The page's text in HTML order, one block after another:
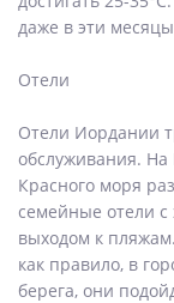
даже в эти
Отели
Отели Иордании
обслуживания.
Красного моря
семейные отели
выходом к
как правило, в
берега, они